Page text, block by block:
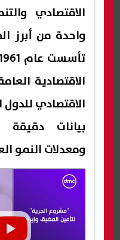
الاقتصادي
واحدة من أبرز
الاقتصادية
الاقتصادي للدول
بيانات
ومعدلات النمو